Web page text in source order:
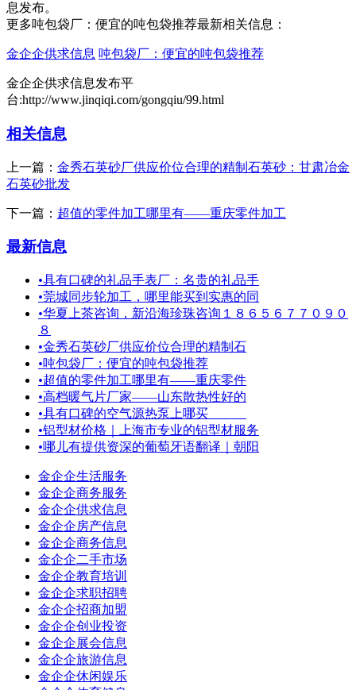
息发布。
更多吨包袋厂：便宜的吨包袋推荐最新相关信息：
金企企供求信息 吨包袋厂：便宜的吨包袋推荐
金企企供求信息发布平
台:http://www.jinqiqi.com/gongqiu/99.html
相关信息
上一篇： 金秀石英砂厂供应价位合理的精制石英砂：甘肃冶金
石英砂批发
下一篇： 超值的零件加工哪里有——重庆零件加工
最新信息
•具有口碑的礼品手表厂：名贵的礼品手
•莞城同步轮加工，哪里能买到实惠的同
•华夏上茶咨询，新沿海珍珠咨询１８６５６７７０９０
８
•金秀石英砂厂供应价位合理的精制石
•吨包袋厂：便宜的吨包袋推荐
•超值的零件加工哪里有——重庆零件
•高档暖气片厂家——山东散热性好的
•具有口碑的空气源热泵上哪买
•铝型材价格｜上海市专业的铝型材服务
•哪儿有提供资深的葡萄牙语翻译｜朝阳
金企企生活服务
金企企商务服务
金企企供求信息
金企企房产信息
金企企商务信息
金企企二手市场
金企企教育培训
金企企求职招聘
金企企招商加盟
金企企创业投资
金企企展会信息
金企企旅游信息
金企企休闲娱乐